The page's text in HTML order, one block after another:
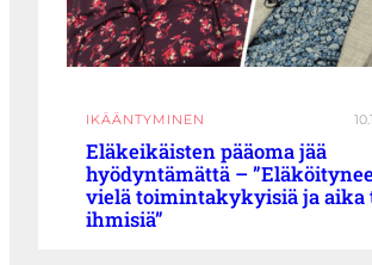
IKÄÄNTYMINEN
Eläkeikäisten pääoma jää
hyödyntämättä –
vielä toimintakykyisiä ja aika
ihmisiä”